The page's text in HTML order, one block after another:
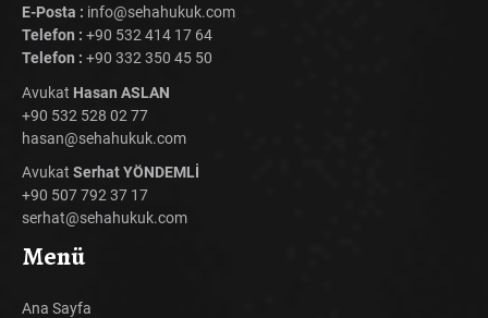
E-Posta : info@sehahukuk.com
Telefon : +90 532 414 17 64
Telefon : +90 332 350 45 50
Avukat Hasan ASLAN
+90 532 528 02 77
hasan@sehahukuk.com
Avukat Serhat YÖNDEMLİ
+90 507 792 37 17
serhat@sehahukuk.com
Menü
Ana Sayfa